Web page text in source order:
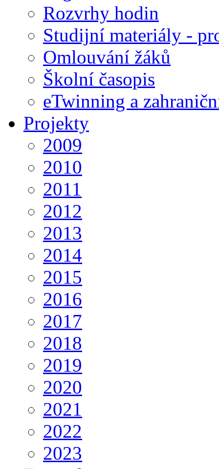
Rozvrhy hodin
Studijní materiály -
Omlouvání žáků
Školní časopis
eTwinning a
Projekty
2009
2010
2011
2012
2013
2014
2015
2016
2017
2018
2019
2020
2021
2022
2023